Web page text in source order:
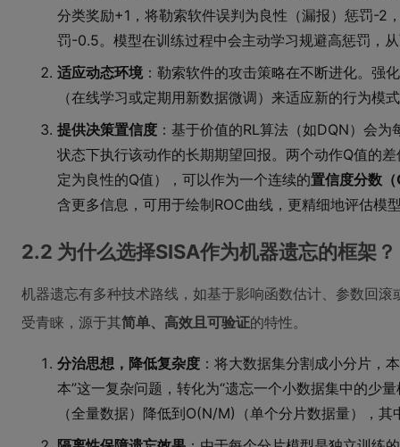
分类奖励+1，将勒索软件误判为良性（漏报）惩罚-2
罚-0.5。模型在训练过程中会主动学习规避高惩罚，
适应动态环境 ：勒索软件的攻击策略在不断进化。强
（在线学习或定期用新数据微调）来适应新的行为模
提供决策置信度 ：基于价值的RL算法（如DQN）会
状态下执行该动作的长期期望回报。两个动作Q值的
定为良性的Q值），可以作为一个连续的置信度分数
含更多信息，可用于绘制ROC曲线，更精细地评估模
2.2 为什么选择SISA作为机器遗忘的框架？
机器遗忘有多种技术路线，如基于影响函数估计、参数回
受青睐，源于其简单、高效且可验证的特性。
分治思想，降低复杂度 ：将大数据集分割成小分片，
本”这一复杂问题，转化为“遗忘一个小数据集中的少
（全量数据）降低到O(N/M)（单个分片数据量），其